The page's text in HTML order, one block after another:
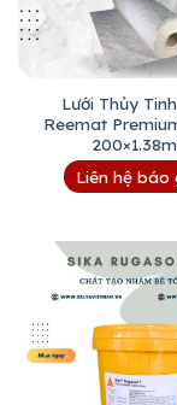
Lưới Thủy
Reemat
Liên hệ báo